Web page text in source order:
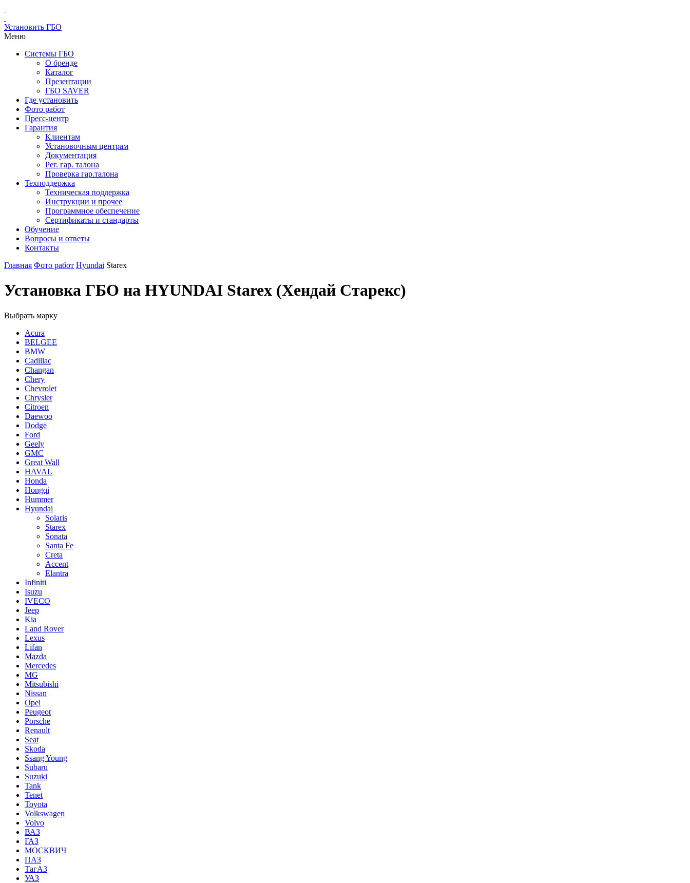
Установить ГБО
Меню
Системы ГБО
О бренде
Каталог
Презентации
ГБО SAVER
Где установить
Фото работ
Пресс-центр
Гарантия
Клиентам
Установочным центрам
Документация
Рег. гар. талона
Проверка гар.талона
Техподдержка
Техническая поддержка
Инструкции и прочее
Программное обеспечение
Сертификаты и стандарты
Обучение
Вопросы и ответы
Контакты
Главная Фото работ Hyundai Starex
Установка ГБО на HYUNDAI Starex (Хендай Старекс)
Выбрать марку
Acura
BELGEE
BMW
Cadillac
Changan
Chery
Chevrolet
Chrysler
Citroen
Daewoo
Dodge
Ford
Geely
GMC
Great Wall
HAVAL
Honda
Hongqi
Hummer
Hyundai
Solaris
Starex
Sonata
Santa Fe
Creta
Accent
Elantra
Infiniti
Isuzu
IVECO
Jeep
Kia
Land Rover
Lexus
Lifan
Mazda
Mercedes
MG
Mitsubishi
Nissan
Opel
Peugeot
Porsche
Renault
Seat
Skoda
Ssang Young
Subaru
Suzuki
Tank
Tenet
Toyota
Volkswagen
Volvo
ВАЗ
ГАЗ
МОСКВИЧ
ПАЗ
ТагАЗ
УАЗ